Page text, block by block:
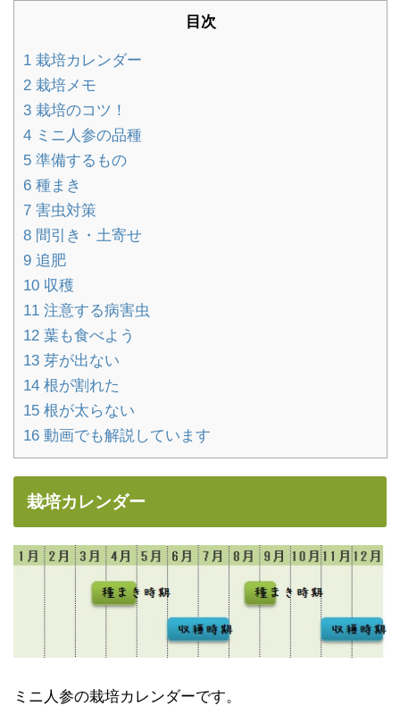
目次
1 栽培カレンダー
2 栽培メモ
3 栽培のコツ！
4 ミニ人参の品種
5 準備するもの
6 種まき
7 害虫対策
8 間引き・土寄せ
9 追肥
10 収穫
11 注意する病害虫
12 葉も食べよう
13 芽が出ない
14 根が割れた
15 根が太らない
16 動画でも解説しています
栽培カレンダー
ミニ人参の栽培カレンダーです。